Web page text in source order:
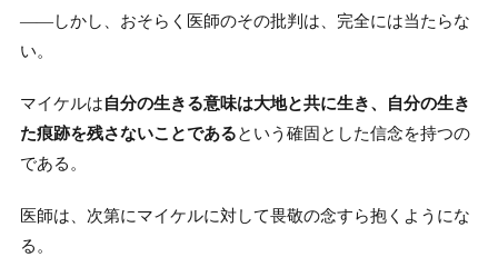
――しかし、おそらく医師のその批判は、完全には当たらな
い。
マイケルは自分の生きる意味は大地と共に生き、自分の生き
た痕跡を残さないことであるという確固とした信念を持つの
である。
医師は、次第にマイケルに対して畏敬の念すら抱くようにな
る。